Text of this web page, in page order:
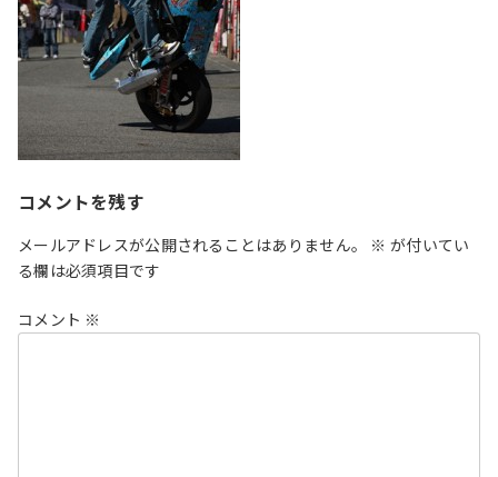
コメントを残す
メールアドレスが公開されることはありません。 ※ が付いてい
る欄は必須項目です
コメント ※